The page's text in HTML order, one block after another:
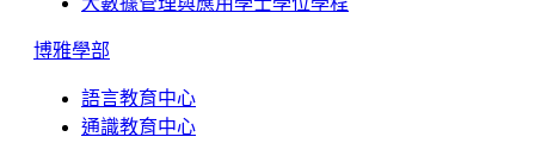
博雅學部
語言教育中心
通識教育中心